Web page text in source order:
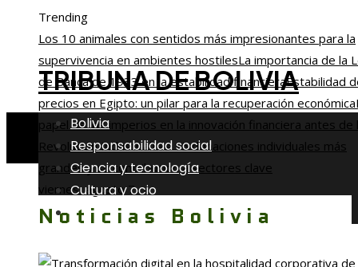
Trending
Los 10 animales con sentidos más impresionantes para la
supervivencia en ambientes hostilesLa importancia de la
de Banca de 1933 en la estabilidad financieraEstabilidad
precios en Egipto: un pilar para la recuperación económica
papel de los imperios en la innovación financiera antes de
Revolución IndustrialLas 15 donaciones individuales más
grandes y su contribución a sectores clave
viernes, agosto 7
TRIBUNA DE BOLIVIA
Bolivia
Responsabilidad social
Ciencia y tecnología
Cultura y ocio
Inversiones y negocios
Noticias Bolivia